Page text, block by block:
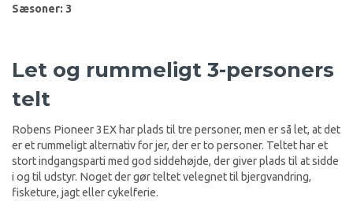
Sæsoner: 3
Let og rummeligt 3-personers
telt
Robens Pioneer 3EX har plads til tre personer, men er så let, at det
er et rummeligt alternativ for jer, der er to personer. Teltet har et
stort indgangsparti med god siddehøjde, der giver plads til at sidde
i og til udstyr. Noget der gør teltet velegnet til bjergvandring,
fisketure, jagt eller cykelferie.